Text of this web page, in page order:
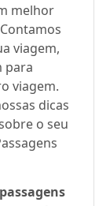
melhor
viagem,
para
viagem.
dicas
o seu